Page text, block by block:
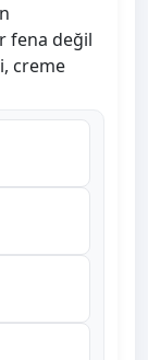
fena değil
creme